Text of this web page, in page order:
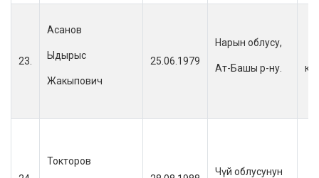
23.
Асанов
Ыдырыс
Жакыпович
25.06.1979
Нарын облусу,
Ат-Башы р-ну.
Токторов
Чүй облусунун